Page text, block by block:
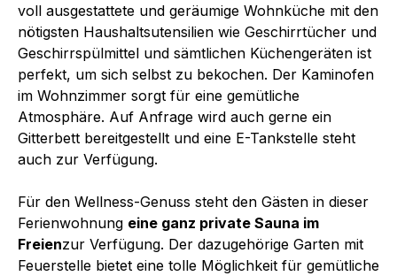
voll ausgestattete und geräumige Wohnküche mit den
nötigsten Haushaltsutensilien wie Geschirrtücher und
Geschirrspülmittel und sämtlichen Küchengeräten ist
perfekt, um sich selbst zu bekochen. Der Kaminofen
im Wohnzimmer sorgt für eine gemütliche
Atmosphäre. Auf Anfrage wird auch gerne ein
Gitterbett bereitgestellt und eine E-Tankstelle steht
auch zur Verfügung.
Für den Wellness-Genuss steht den Gästen in dieser
Ferienwohnung eine ganz private Sauna im
Freienzur Verfügung. Der dazugehörige Garten mit
Feuerstelle bietet eine tolle Möglichkeit für gemütliche